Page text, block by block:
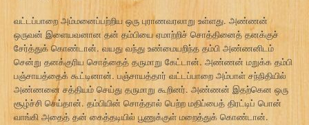
வட்டப்பாறை அம்மனைப்பற்றிய ஒரு புராணவரலாறு உள்ளது. அண்ணன்
ஒருவன் இளையவனான தன் தம்பியை ஏமாற்றிச் சொத்தினைத் தனக்குச்
சேர்த்துக் கொண்டான். வயது வந்து உண்மையறிந்த தம்பி அண்ணனிடம்
சென்று தனக்குரிய சொத்தைத் தருமாறு கேட்டான். அண்ணன் மறுக்க தம்பி
பஞ்சாயத்தைக் கூட்டினான். பஞ்சாயத்தார் வட்டப்பாறை அம்பாள் சந்நிதியில்
அண்ணனை சத்தியம் செய்து தருமாறு கூறினர். அண்ணன் இதற்கென ஒரு
சூழ்ச்சி செய்தான். தம்பியின் சொத்தால் பெற்ற மதிப்பைத் திரட்டிப் பொன்
வாங்கி அதைத் தன் கைத்தடியில் பூணுக்குள் மறைத்துக் கொண்டான்.